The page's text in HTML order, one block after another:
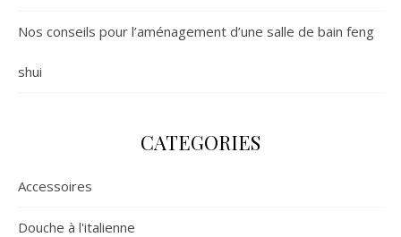
Nos conseils pour l’aménagement d’une salle de bain feng
shui
CATEGORIES
Accessoires
Douche à l'italienne